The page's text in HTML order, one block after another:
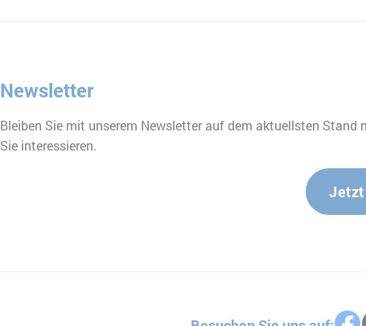
Newsletter
Bleiben Sie mit unserem Newsletter auf dem aktuellsten Stand
Sie interessieren.
Jetzt